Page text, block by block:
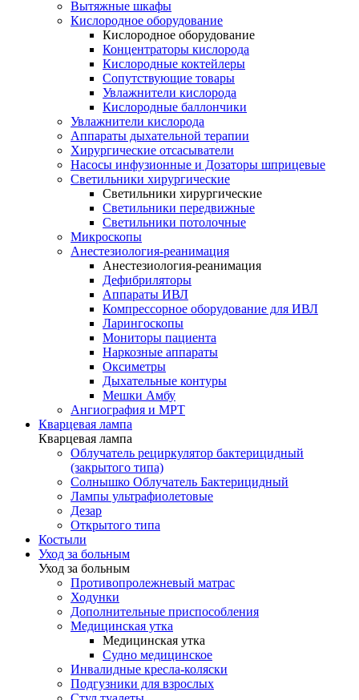
Вытяжные шкафы
Кислородное оборудование
Кислородное оборудование
Концентраторы кислорода
Кислородные коктейлеры
Сопутствующие товары
Увлажнители кислорода
Кислородные баллончики
Увлажнители кислорода
Аппараты дыхательной терапии
Хирургические отсасыватели
Насосы инфузионные и Дозаторы шприцевые
Светильники хирургические
Светильники хирургические
Светильники передвижные
Светильники потолочные
Микроскопы
Анестезиология-реанимация
Анестезиология-реанимация
Дефибриляторы
Аппараты ИВЛ
Компрессорное оборудование для ИВЛ
Ларингоскопы
Мониторы пациента
Наркозные аппараты
Оксиметры
Дыхательные контуры
Мешки Амбу
Ангиография и МРТ
Кварцевая лампа
Кварцевая лампа
Облучатель рециркулятор бактерицидный
(закрытого типа)
Солнышко Облучатель Бактерицидный
Лампы ультрафиолетовые
Дезар
Открытого типа
Костыли
Уход за больным
Уход за больным
Противопролежневый матрас
Ходунки
Дополнительные приспособления
Медицинская утка
Медицинская утка
Судно медицинское
Инвалидные кресла-коляски
Подгузники для взрослых